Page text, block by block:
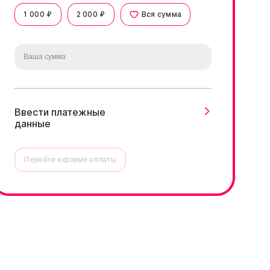
1 000 ₽ 2 000 ₽ Вся сумма
Ввести платежные
данные
Перейти к форме оплаты